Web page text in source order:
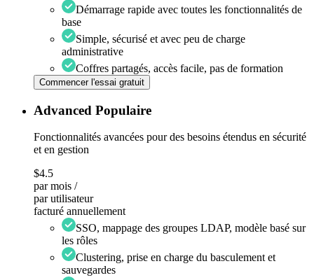
Démarrage rapide avec toutes les fonctionnalités de
base
Simple, sécurisé et avec peu de charge
administrative
Coffres partagés, accès facile, pas de formation
Commencer l'essai gratuit
Advanced Populaire
Fonctionnalités avancées pour des besoins étendus en sécurité
et en gestion
$4.5
par mois /
par utilisateur
facturé annuellement
SSO, mappage des groupes LDAP, modèle basé sur
les rôles
Clustering, prise en charge du basculement et
sauvegardes